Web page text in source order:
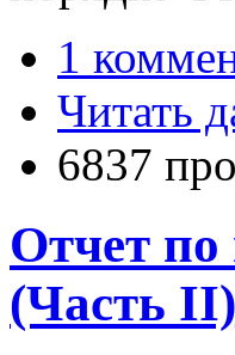
1
Читать
6837
Отчет
(Часть II)